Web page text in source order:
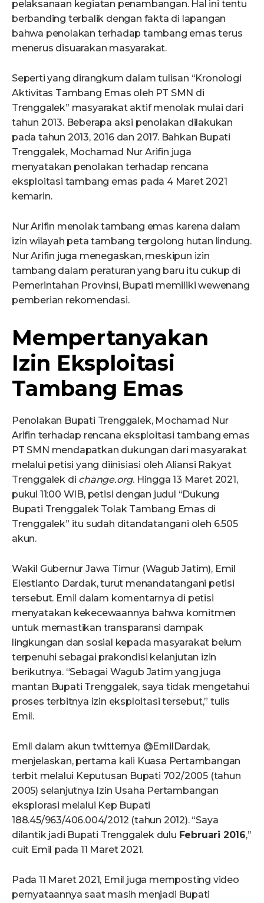
pelaksanaan kegiatan penambangan. Hal ini tentu
berbanding terbalik dengan fakta di lapangan
bahwa penolakan terhadap tambang emas terus
menerus disuarakan masyarakat.
Seperti yang dirangkum dalam tulisan “Kronologi
Aktivitas Tambang Emas oleh PT SMN di
Trenggalek” masyarakat aktif menolak mulai dari
tahun 2013. Beberapa aksi penolakan dilakukan
pada tahun 2013, 2016 dan 2017. Bahkan Bupati
Trenggalek, Mochamad Nur Arifin juga
menyatakan penolakan terhadap rencana
eksploitasi tambang emas pada 4 Maret 2021
kemarin.
Nur Arifin menolak tambang emas karena dalam
izin wilayah peta tambang tergolong hutan lindung.
Nur Arifin juga menegaskan, meskipun izin
tambang dalam peraturan yang baru itu cukup di
Pemerintahan Provinsi, Bupati memiliki wewenang
pemberian rekomendasi.
Mempertanyakan
Izin Eksploitasi
Tambang Emas
Penolakan Bupati Trenggalek, Mochamad Nur
Arifin terhadap rencana eksploitasi tambang emas
PT SMN mendapatkan dukungan dari masyarakat
melalui petisi yang diinisiasi oleh Aliansi Rakyat
Trenggalek di change.org. Hingga 13 Maret 2021,
pukul 11:00 WIB, petisi dengan judul “Dukung
Bupati Trenggalek Tolak Tambang Emas di
Trenggalek” itu sudah ditandatangani oleh 6.505
akun.
Wakil Gubernur Jawa Timur (Wagub Jatim), Emil
Elestianto Dardak, turut menandatangani petisi
tersebut. Emil dalam komentarnya di petisi
menyatakan kekecewaannya bahwa komitmen
untuk memastikan transparansi dampak
lingkungan dan sosial kepada masyarakat belum
terpenuhi sebagai prakondisi kelanjutan izin
berikutnya. “Sebagai Wagub Jatim yang juga
mantan Bupati Trenggalek, saya tidak mengetahui
proses terbitnya izin eksploitasi tersebut,” tulis
Emil.
Emil dalam akun twitternya @EmilDardak,
menjelaskan, pertama kali Kuasa Pertambangan
terbit melalui Keputusan Bupati 702/2005 (tahun
2005) selanjutnya Izin Usaha Pertambangan
eksplorasi melalui Kep Bupati
188.45/963/406.004/2012 (tahun 2012). “Saya
dilantik jadi Bupati Trenggalek dulu Februari 2016,”
cuit Emil pada 11 Maret 2021.
Pada 11 Maret 2021, Emil juga memposting video
pernyataannya saat masih menjadi Bupati